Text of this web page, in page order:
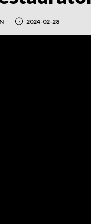
2024-02-28